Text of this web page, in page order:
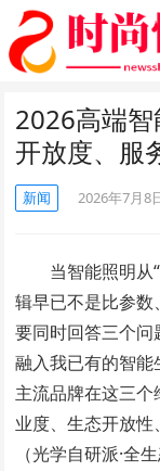
2026高端智
开放度、服
新闻 2026年7月8
当智能照明从
辑早已不是比参
要同时回答三个
融入我已有的智能
主流品牌在这三
业度、生态开放
（光学自研派·全